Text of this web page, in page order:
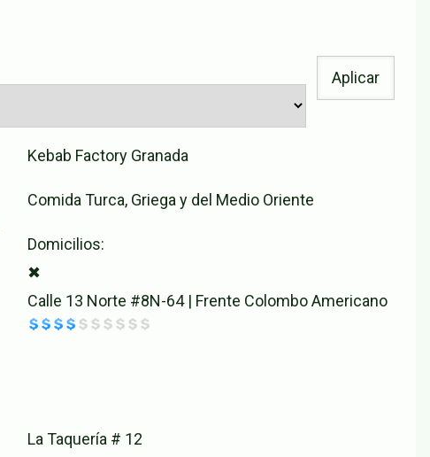
Kebab Factory Granada
Comida Turca, Griega y del Medio Oriente
Domicilios:
✖
Calle 13 Norte #8N-64 | Frente Colombo Americano
La Taquería # 12